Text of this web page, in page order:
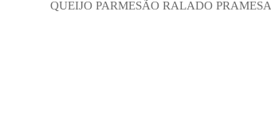
QUEIJO PARMESÃO RALADO PRAMESA